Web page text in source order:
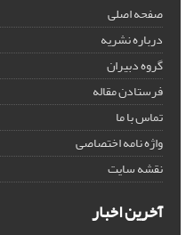
صفحه اصلی
درباره نشریه
گروه دبیران
فرستادن مقاله
تماس با ما
واژه نامه اختصاصی
نقشه سایت
آخرین اخبار